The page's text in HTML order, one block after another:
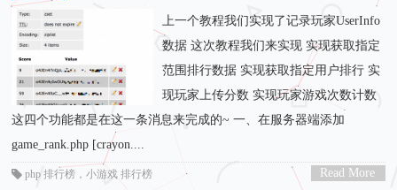
上一个教程我们实现了记录玩家UserInfo
数据 这次教程我们来实现 实现获取指定
范围排行数据 实现获取指定用户排行 实
现玩家上传分数 实现玩家游戏次数计数
这四个功能都是在这一条消息来完成的~ 一、在服务器端添加
game_rank.php [crayon....
Read More
php 排行榜 ，小游戏 排行榜